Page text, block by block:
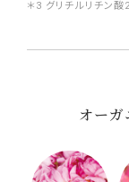
＊3 グリチルリチン酸
オーガ